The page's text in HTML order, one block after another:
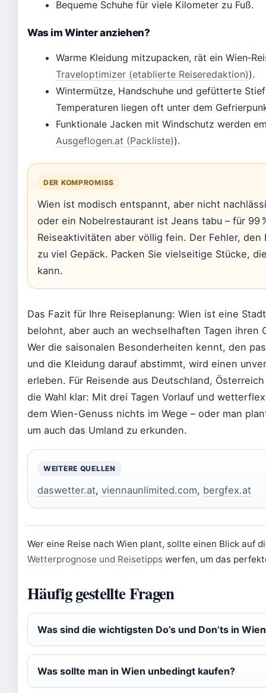
Bequeme Schuhe für viele Kilometer zu Fuß.
Was im Winter anziehen?
Warme Kleidung mitzupacken, rät ein
Traveloptimizer (etablierte Reiseredaktion)).
Wintermütze, Handschuhe und gefütterte
Temperaturen liegen oft unter dem
Funktionale Jacken mit Windschutz werden
Ausgeflogen.at (Packliste)).
DER KOMPROMISS
Wien ist modisch entspannt, aber nicht
oder ein Nobelrestaurant ist Jeans tabu – für 99
Reiseaktivitäten aber völlig fein. Der Fehler, den
zu viel Gepäck. Packen Sie vielseitige Stücke,
kann.
Das Fazit für Ihre Reiseplanung: Wien ist eine
belohnt, aber auch an wechselhaften Tagen ihren
Wer die saisonalen Besonderheiten kennt, den
und die Kleidung darauf abstimmt, wird einen
erleben. Für Reisende aus Deutschland,
die Wahl klar: Mit drei Tagen Vorlauf und
dem Wien-Genuss nichts im Wege – oder man
um auch das Umland zu erkunden.
WEITERE QUELLEN
daswetter.at, viennaunlimited.com, bergfex.at
Wer eine Reise nach Wien plant, sollte einen Blick auf
Wetterprognose und Reisetipps werfen, um das
Häufig gestellte Fragen
Was sind die wichtigsten Do’s und Don’ts in
Was sollte man in Wien unbedingt kaufen?